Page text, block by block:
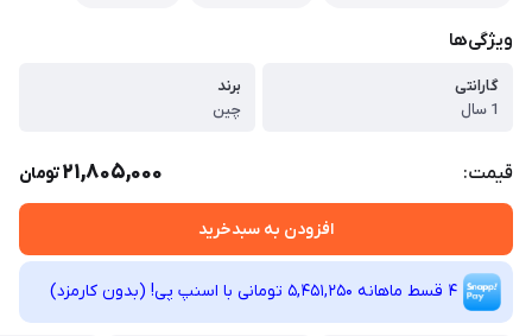
ویژگی‌ها
گارانتی
1 سال
برند
چین
قیمت: 21,805,000تومان
افزودن به سبدخرید
4 قسط ماهانه 5,451,250 تومانی با اسنپ ‌پی! (بدون کارمزد)